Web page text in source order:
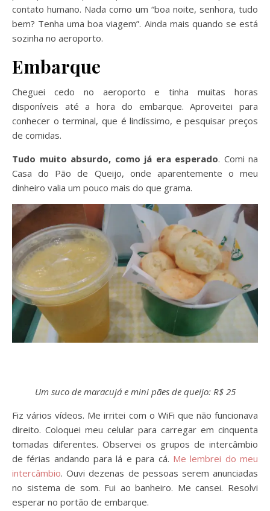
contato humano. Nada como um “boa noite, senhora, tudo
bem? Tenha uma boa viagem”. Ainda mais quando se está
sozinha no aeroporto.
Embarque
Cheguei cedo no aeroporto e tinha muitas horas
disponíveis até a hora do embarque. Aproveitei para
conhecer o terminal, que é lindíssimo, e pesquisar preços
de comidas.
Tudo muito absurdo, como já era esperado. Comi na
Casa do Pão de Queijo, onde aparentemente o meu
dinheiro valia um pouco mais do que grama.
Um suco de maracujá e mini pães de queijo: R$ 25
Fiz vários vídeos. Me irritei com o WiFi que não funcionava
direito. Coloquei meu celular para carregar em cinquenta
tomadas diferentes. Observei os grupos de intercâmbio
de férias andando para lá e para cá. Me lembrei do meu
intercâmbio. Ouvi dezenas de pessoas serem anunciadas
no sistema de som. Fui ao banheiro. Me cansei. Resolvi
esperar no portão de embarque.